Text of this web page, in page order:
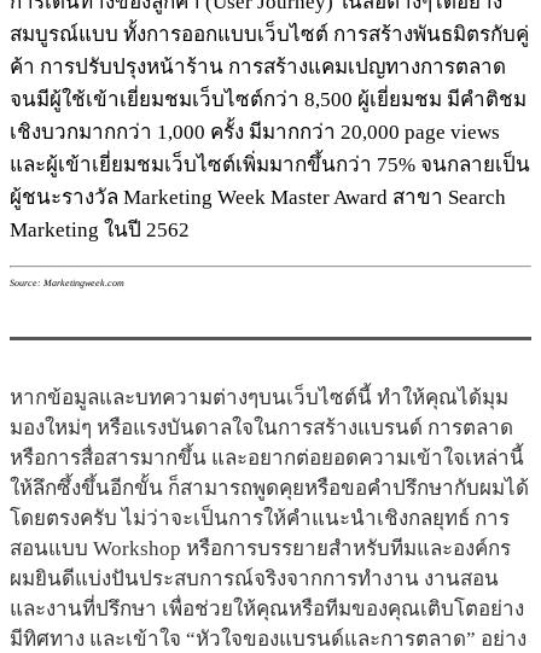
สมบูรณ์แบบ ทั้งการออกแบบเว็บไซต์ การสร้างพันธมิตรกับคู่
ค้า การปรับปรุงหน้าร้าน การสร้างแคมเปญทางการตลาด
จนมีผู้ใช้เข้าเยี่ยมชมเว็บไซต์กว่า 8,500 ผู้เยี่ยมชม มีคำติชม
เชิงบวกมากกว่า 1,000 ครั้ง มีมากกว่า 20,000 page views
และผู้เข้าเยี่ยมชมเว็บไซต์เพิ่มมากขึ้นกว่า 75% จนกลายเป็น
ผู้ชนะรางวัล Marketing Week Master Award สาขา Search
Marketing ในปี 2562
Source: Marketingweek.com
หากข้อมูลและบทความต่างๆบนเว็บไซต์นี้ ทำให้คุณได้มุม
มองใหม่ๆ หรือแรงบันดาลใจในการสร้างแบรนด์ การตลาด
หรือการสื่อสารมากขึ้น และอยากต่อยอดความเข้าใจเหล่านี้
ให้ลึกซึ้งขึ้นอีกขั้น ก็สามารถพูดคุยหรือขอคำปรึกษากับผมได้
โดยตรงครับ ไม่ว่าจะเป็นการให้คำแนะนำเชิงกลยุทธ์ การ
สอนแบบ Workshop หรือการบรรยายสำหรับทีมและองค์กร
ผมยินดีแบ่งปันประสบการณ์จริงจากการทำงาน งานสอน
และงานที่ปรึกษา เพื่อช่วยให้คุณหรือทีมของคุณเติบโตอย่าง
มีทิศทาง และเข้าใจ “หัวใจของแบรนด์และการตลาด” อย่าง